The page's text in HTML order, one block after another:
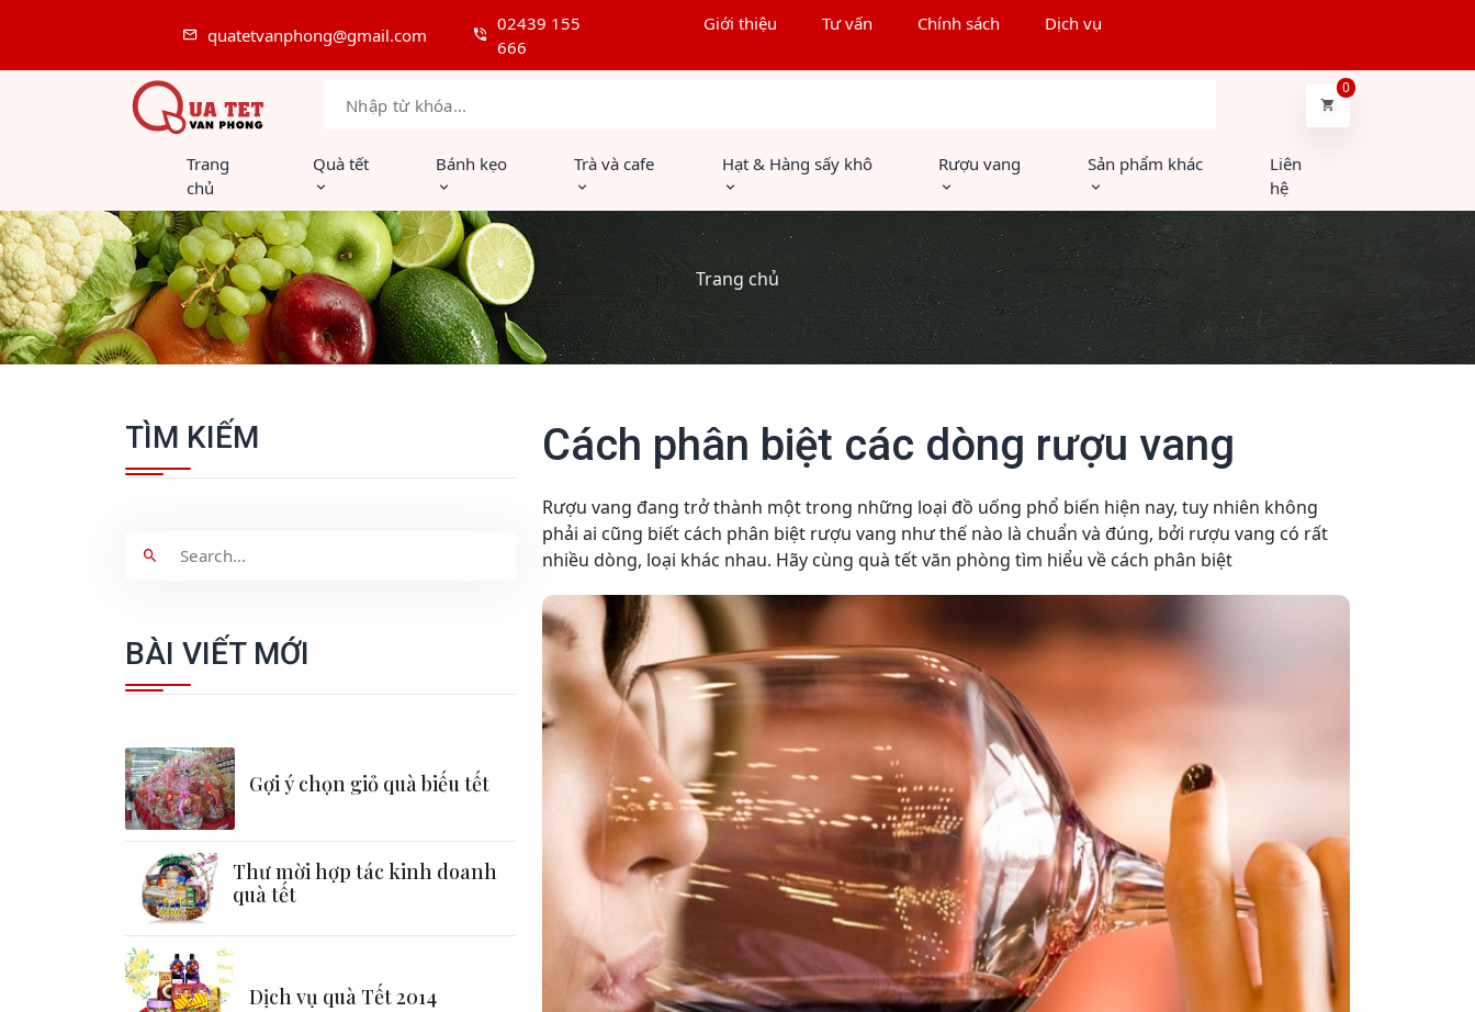
quatetvanphong@gmail.com
02439 155
666
Giới thiệu Tư vấn Chính sách Dịch vụ
0
Trang
chủ
Quà tết Bánh kẹo Trà và cafe Hạt & Hàng sấy khô Rượu vang Sản phẩm khác
Liên
hệ
Trang chủ
TÌM KIẾM
BÀI VIẾT MỚI
Gợi ý chọn giỏ quà biếu tết
Thư mời hợp tác kinh doanh
quà tết
Dịch vụ quà Tết 2014
Cách phân biệt các dòng rượu vang
Rượu vang đang trở thành một trong những loại đồ uống phổ biến hiện nay, tuy nhiên không
phải ai cũng biết cách phân biệt rượu vang như thế nào là chuẩn và đúng, bởi rượu vang có rất
nhiều dòng, loại khác nhau. Hãy cùng quà tết văn phòng tìm hiểu về cách phân biệt